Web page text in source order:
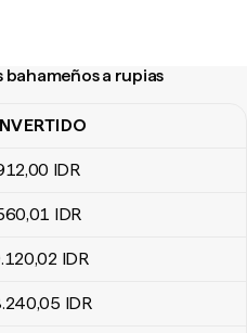
bahameños a rupias
a rupias indonesias
,00 IDR
,01 IDR
,02 IDR
,05 IDR